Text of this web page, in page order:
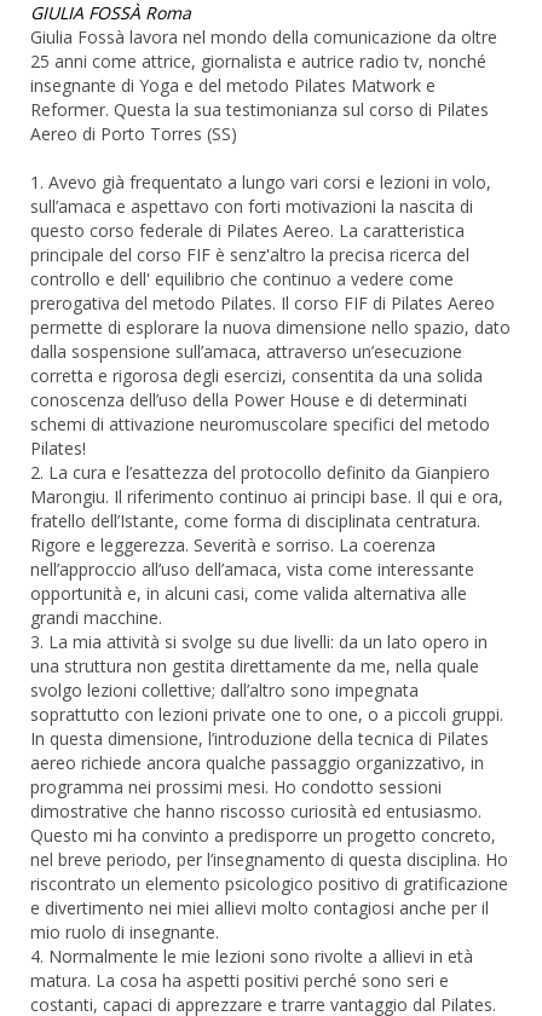
GIULIA FOSSÀ Roma
Giulia Fossà lavora nel mondo della comunicazione da oltre
25 anni come attrice, giornalista e autrice radio tv, nonché
insegnante di Yoga e del metodo Pilates Matwork e
Reformer. Questa la sua testimonianza sul corso di Pilates
Aereo di Porto Torres (SS)
1. Avevo già frequentato a lungo vari corsi e lezioni in volo,
sull’amaca e aspettavo con forti motivazioni la nascita di
questo corso federale di Pilates Aereo. La caratteristica
principale del corso FIF è senz'altro la precisa ricerca del
controllo e dell' equilibrio che continuo a vedere come
prerogativa del metodo Pilates. Il corso FIF di Pilates Aereo
permette di esplorare la nuova dimensione nello spazio, dato
dalla sospensione sull’amaca, attraverso un’esecuzione
corretta e rigorosa degli esercizi, consentita da una solida
conoscenza dell’uso della Power House e di determinati
schemi di attivazione neuromuscolare specifici del metodo
Pilates!
2. La cura e l’esattezza del protocollo definito da Gianpiero
Marongiu. Il riferimento continuo ai principi base. Il qui e ora,
fratello dell’Istante, come forma di disciplinata centratura.
Rigore e leggerezza. Severità e sorriso. La coerenza
nell’approccio all’uso dell’amaca, vista come interessante
opportunità e, in alcuni casi, come valida alternativa alle
grandi macchine.
3. La mia attività si svolge su due livelli: da un lato opero in
una struttura non gestita direttamente da me, nella quale
svolgo lezioni collettive; dall’altro sono impegnata
soprattutto con lezioni private one to one, o a piccoli gruppi.
In questa dimensione, l’introduzione della tecnica di Pilates
aereo richiede ancora qualche passaggio organizzativo, in
programma nei prossimi mesi. Ho condotto sessioni
dimostrative che hanno riscosso curiosità ed entusiasmo.
Questo mi ha convinto a predisporre un progetto concreto,
nel breve periodo, per l’insegnamento di questa disciplina. Ho
riscontrato un elemento psicologico positivo di gratificazione
e divertimento nei miei allievi molto contagiosi anche per il
mio ruolo di insegnante.
4. Normalmente le mie lezioni sono rivolte a allievi in età
matura. La cosa ha aspetti positivi perché sono seri e
costanti, capaci di apprezzare e trarre vantaggio dal Pilates.